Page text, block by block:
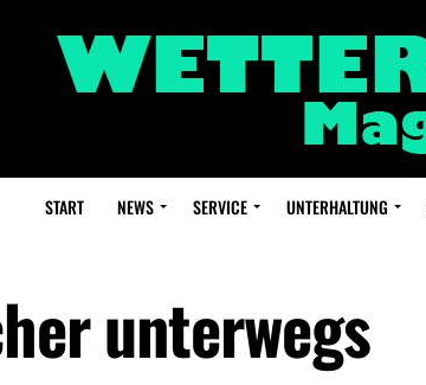
START NEWS SERVICE UNTERHALTUNG
unterwegs